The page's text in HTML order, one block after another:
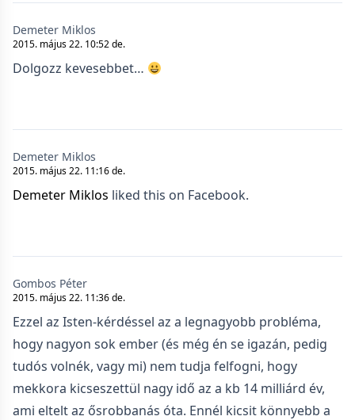
Demeter Miklos
2015. május 22. 10:52 de.
Dolgozz kevesebbet…
Demeter Miklos
2015. május 22. 11:16 de.
Demeter Miklos liked this on Facebook.
Gombos Péter
2015. május 22. 11:36 de.
Ezzel az Isten-kérdéssel az a legnagyobb probléma,
hogy nagyon sok ember (és még én se igazán, pedig
tudós volnék, vagy mi) nem tudja felfogni, hogy
mekkora kicseszettül nagy idő az a kb 14 milliárd év,
ami eltelt az ősrobbanás óta. Ennél kicsit könnyebb a